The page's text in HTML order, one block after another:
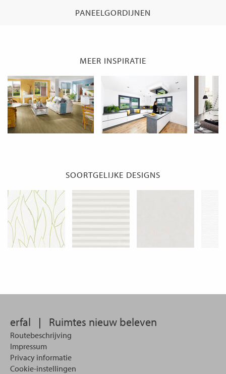
PANEELGORDIJNEN
MEER INSPIRATIE
SOORTGELIJKE DESIGNS
erfal | Ruimtes nieuw beleven
Routebeschrijving
Impressum
Privacy informatie
Cookie-instellingen